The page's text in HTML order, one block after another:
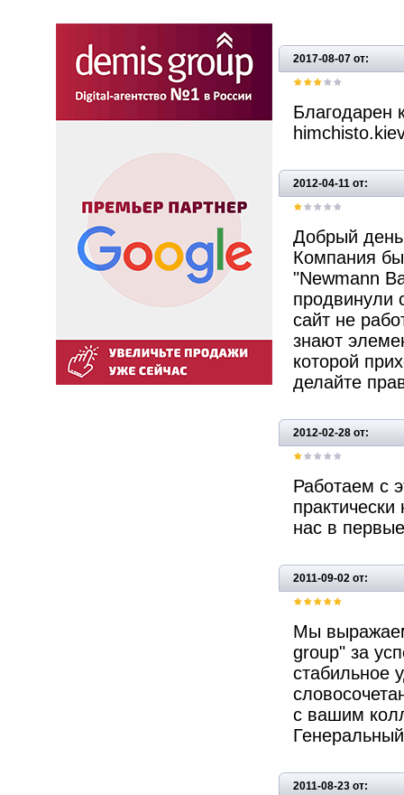
2017-08-07 от:
Благодарен
2012-04-11 от:
Добрый
Компания
"Newmann
продвинули
сайт не
знают
которой
делайте
2012-02-28 от:
Работаем с
нас в
2011-09-02 от:
Мы
group" за
стабильное
с вашим
2011-08-23 от: